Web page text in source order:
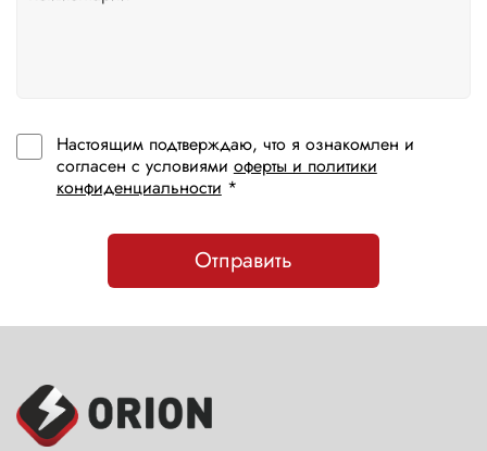
Настоящим подтверждаю, что я ознакомлен и
согласен с условиями оферты и политики
конфиденциальности *
Отправить